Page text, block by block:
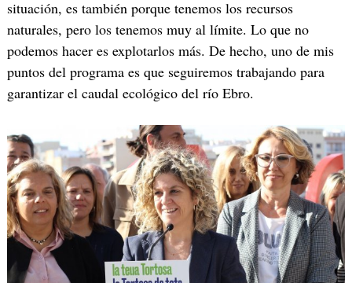
situación, es también porque tenemos los recursos
naturales, pero los tenemos muy al límite. Lo que no
podemos hacer es explotarlos más. De hecho, uno de mis
puntos del programa es que seguiremos trabajando para
garantizar el caudal ecológico del río Ebro.